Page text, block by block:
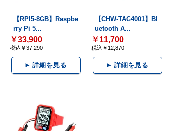
【RPI5-8GB】Raspbe
rry Pi 5...
￥33,900
税込￥37,290
詳細を見る
【CHW-TAG4001】Bl
uetooth A...
￥11,700
税込￥12,870
詳細を見る